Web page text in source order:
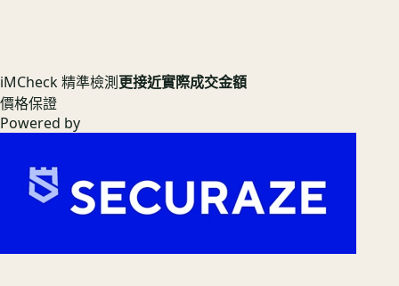
iMCheck 精準檢測更接近實際成交金額
價格保證
Powered by